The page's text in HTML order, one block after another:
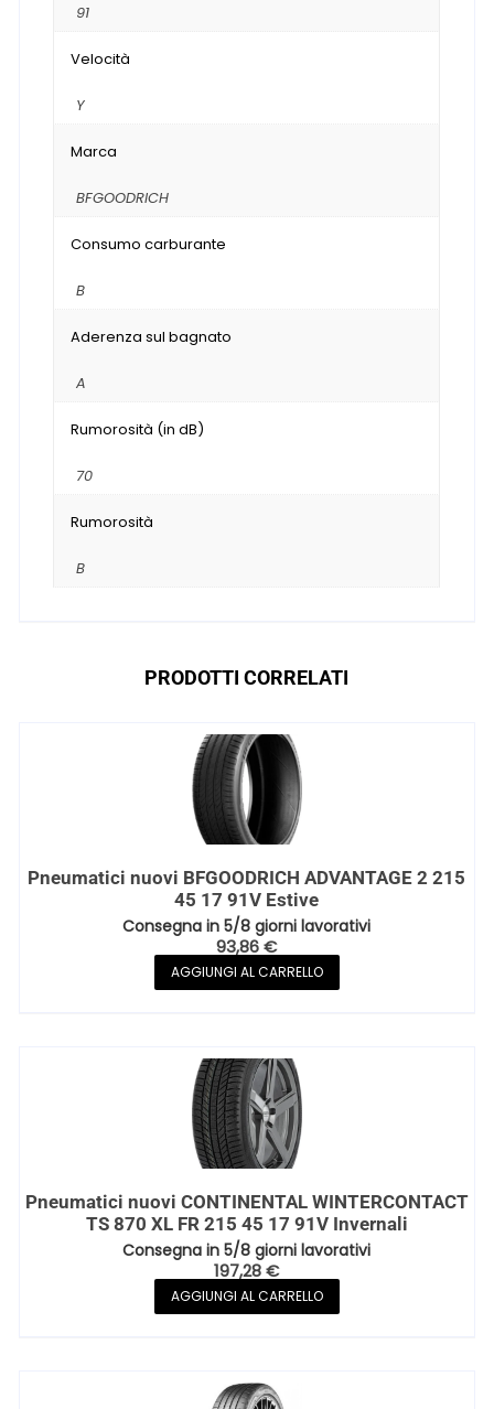
91
Velocità
Y
Marca
BFGOODRICH
Consumo carburante
B
Aderenza sul bagnato
A
Rumorosità (in dB)
70
Rumorosità
B
PRODOTTI CORRELATI
Pneumatici nuovi BFGOODRICH ADVANTAGE 2 215
45 17 91V Estive
Consegna in 5/8 giorni lavorativi
93,86€
AGGIUNGI AL CARRELLO
Pneumatici nuovi CONTINENTAL WINTERCONTACT
TS 870 XL FR 215 45 17 91V Invernali
Consegna in 5/8 giorni lavorativi
197,28€
AGGIUNGI AL CARRELLO